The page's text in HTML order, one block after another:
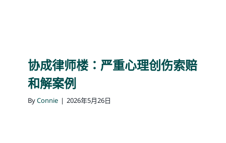
协成律师楼：严重心理创伤索赔
和解案例
ByConnie | 2026年5月26日